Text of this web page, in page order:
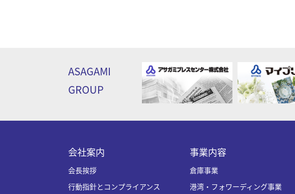
ASAGAMI
GROUP
会社案内
会長挨拶
行動指針とコンプライアンス
事業内容
倉庫事業
港湾・フォワーディング事業